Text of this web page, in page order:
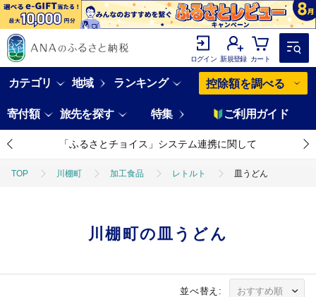
ログイン 新規登録 カート
カテゴリ 地域 ランキング 控除額を調べる
寄付額 旅先を探す 特集 ご利用ガイド
「ふるさとチョイス」システム連携に関して
TOP 川棚町 加工食品 レトルト 皿うどん
川棚町の皿うどん
並べ替え: